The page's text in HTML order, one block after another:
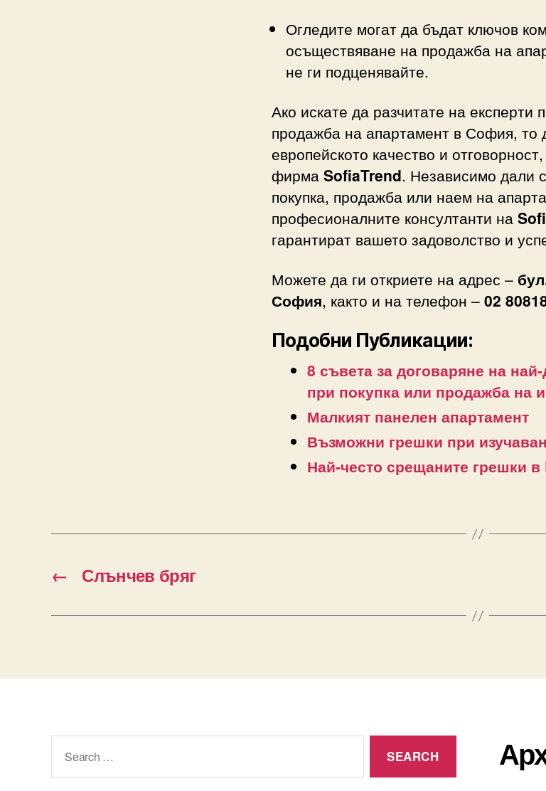
Огледите могат да бъдат ключов
осъществяване на продажба на
не ги подценявайте.
Ако искате да разчитате на експерти
продажба на апартамент в София, то
европейското качество и
фирма SofiaTrend. Независимо дали
покупка, продажба или наем на
професионалните консултанти на
гарантират вашето задоволство и
Можете да ги откриете на адрес –
София, както и на телефон – 02
Подобни Публикации:
8 съвета за договаряне на
при покупка или продажба на
Малкият панелен апартамент
Възможни грешки при
Най-често срещаните грешки в
← Слънчев бряг
for: